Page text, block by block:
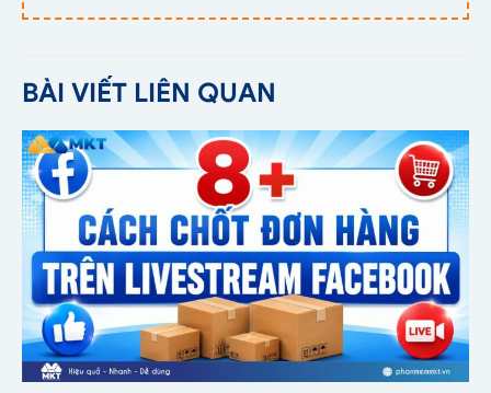
BÀI VIẾT LIÊN QUAN